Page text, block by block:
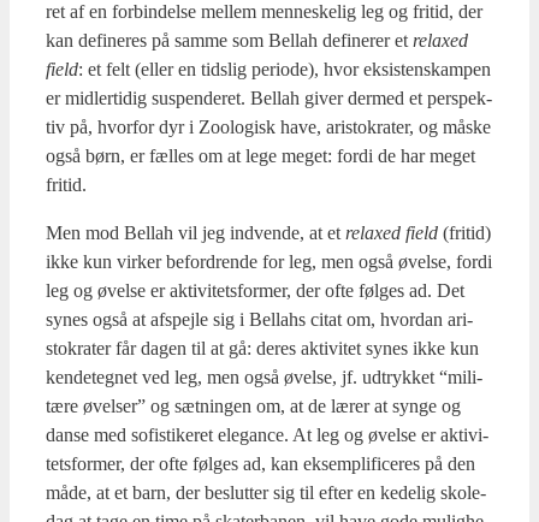
ret af en for­bin­del­se mel­lem men­ne­ske­lig leg og fri­tid, der
kan defi­ne­res på sam­me som Bel­lah defi­ne­rer etrelaxed
field: et felt (eller en tids­lig peri­o­de), hvor eksi­stenskam­pen
er mid­ler­ti­dig sus­pen­de­ret. Bel­lah giver der­med et per­spek­
tiv på, hvor­for dyr i Zoo­lo­gisk have, ari­sto­kra­ter, og måske
også børn, er fæl­les om at lege meget: for­di de har meget
fri­tid.
Men mod Bel­lah vil jeg ind­ven­de, at etrelaxed field (fri­tid)
ikke kun vir­ker befor­dren­de for leg, men også øvel­se, for­di
leg og øvel­se er akti­vi­tets­for­mer, der ofte føl­ges ad. Det
synes også at afspej­le sig i Bel­la­hs citat om, hvor­dan ari­
sto­kra­ter får dagen til at gå: deres akti­vi­tet synes ikke kun
ken­de­teg­net ved leg, men også øvel­se, jf. udtryk­ket “mili­
tæ­re øvel­ser” og sæt­nin­gen om, at de lærer at syn­ge og
dan­se med sofi­sti­ke­ret ele­gan­ce. At leg og øvel­se er akti­vi­
tets­for­mer, der ofte føl­ges ad, kan eksem­pli­fi­ce­res på den
måde, at et barn, der beslut­ter sig til efter en kede­lig sko­le­